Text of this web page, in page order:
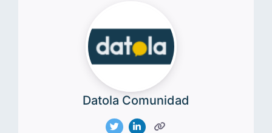
Datola Comunidad